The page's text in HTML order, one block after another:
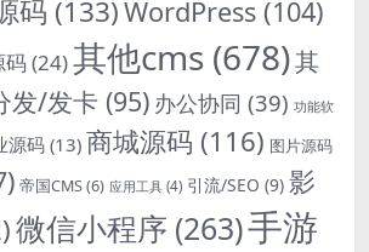
码 (133)WordPress (104)
码(24)其他cms (678)其
发/发卡 (95) 办公协同 (39) 功能软
源码 (13) 商城源码 (116) 图片源码
帝国CMS(6) 应用工具 (4) 引流/SEO (9) 影
微信小程序 (263)手游